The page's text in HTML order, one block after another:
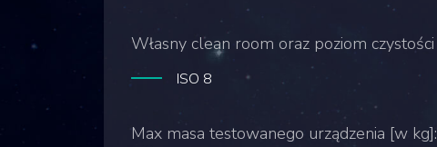
Własny clean room oraz poziom czystości
ISO 8
Max masa testowanego urządzenia [w kg]: